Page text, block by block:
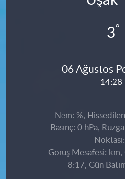
3°
06 Ağustos
14:28
Nem: %, Hissedilen
Basınç: 0 hPa,
Görüş Mesafesi: km,
8:17, Gün